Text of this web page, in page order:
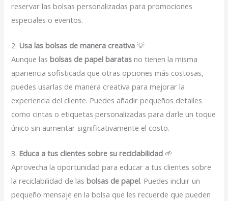
reservar las bolsas personalizadas para promociones
especiales o eventos.
2. Usa las bolsas de manera creativa 💡
Aunque lasbolsas de papel baratas no tienen la misma
apariencia sofisticada que otras opciones más costosas,
puedes usarlas de manera creativa para mejorar la
experiencia del cliente. Puedes añadir pequeños detalles
como cintas o etiquetas personalizadas para darle un toque
único sin aumentar significativamente el costo.
3. Educa a tus clientes sobre su reciclabilidad 🌱
Aprovecha la oportunidad para educar a tus clientes sobre
la reciclabilidad de lasbolsas de papel. Puedes incluir un
pequeño mensaje en la bolsa que les recuerde que pueden